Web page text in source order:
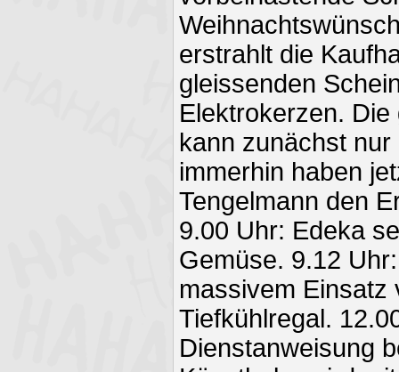
erstrahlt die
gleissenden
Elektrokerzen.
kann zunächst
immerhin haben
Tengelmann den
9.00 Uhr: Edeka
Gemüse. 9.12
massivem Einsatz
Tiefkühlregal.
Dienstanweisung